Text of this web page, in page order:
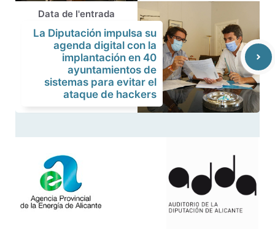
Data de l'entrada
La Diputación impulsa su
agenda digital con la
implantación en 40
ayuntamientos de
sistemas para evitar el
ataque de hackers